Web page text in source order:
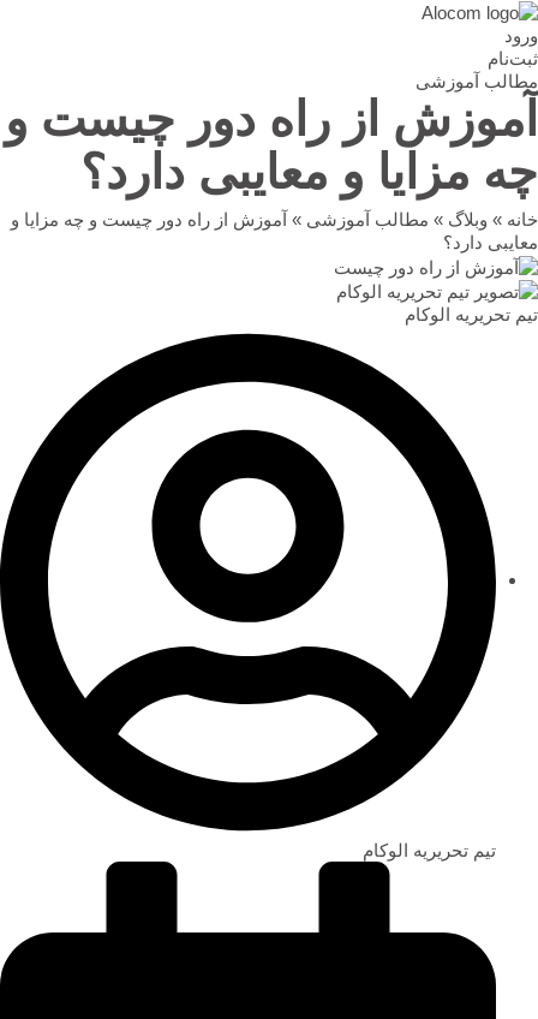
ورود
ثبت‌نام
مطالب آموزشی
آموزش از راه دور چیست و
چه مزایا و معایبی دارد؟
خانه » وبلاگ » مطالب آموزشی » آموزش از راه دور چیست و چه مزایا و
معایبی دارد؟
تیم تحریریه الوکام
تیم تحریریه الوکام